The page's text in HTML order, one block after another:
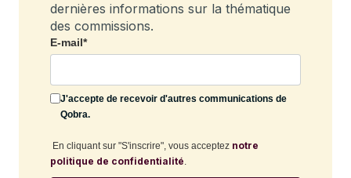
dernières informations sur la thématique
des commissions.
E-mail*
J'accepte de recevoir d'autres communications de
Qobra.
En cliquant sur "S'inscrire", vous acceptez notre
politique de confidentialité.